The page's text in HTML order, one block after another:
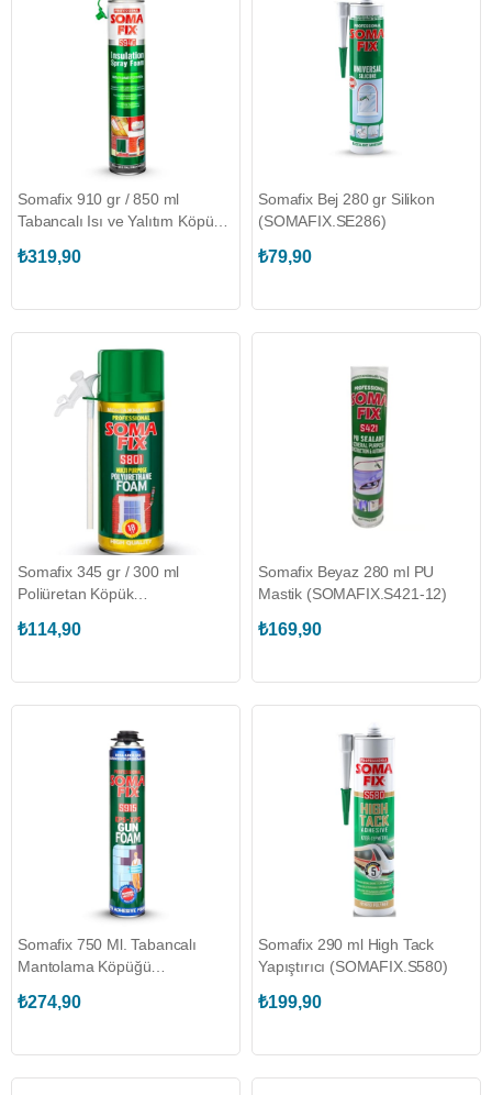
Somafix 910 gr / 850 ml
Tabancalı Isı ve Yalıtım Köpük
₺319,90
Somafix Bej 280 gr Silikon
(SOMAFIX.SE286)
₺79,90
Somafix 345 gr / 300 ml
Poliüretan Köpük
₺114,90
Somafix Beyaz 280 ml PU
Mastik (SOMAFIX.S421-12)
₺169,90
Somafix 750 Ml. Tabancalı
Mantolama Köpüğü
₺274,90
Somafix 290 ml High Tack
Yapıştırıcı (SOMAFIX.S580)
₺199,90